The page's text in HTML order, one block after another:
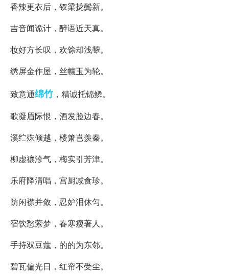
香辣更衣后，钗梁拢鬓新。
吉音闻诡计，醉语近天真。
妆好方长叹，欢馀却浅颦。
绣屏金作屋，丝幰玉为轮。
致意通绵竹 ，精诚托锦鳞。
歌凝眉际恨，酒发脸边春。
溪纻殊倾越，楼箫岂羡秦。
柳虚禳沴气，梅实引芳津。
乐府降清唱，宫厨减食珍。
防闲襟并敛，忍妒泪休匀。
宿饮愁萦梦，春寒瘦著人。
手持双豆蔻，的的为东邻。
碧瓦偏光日，红帘不受尘。